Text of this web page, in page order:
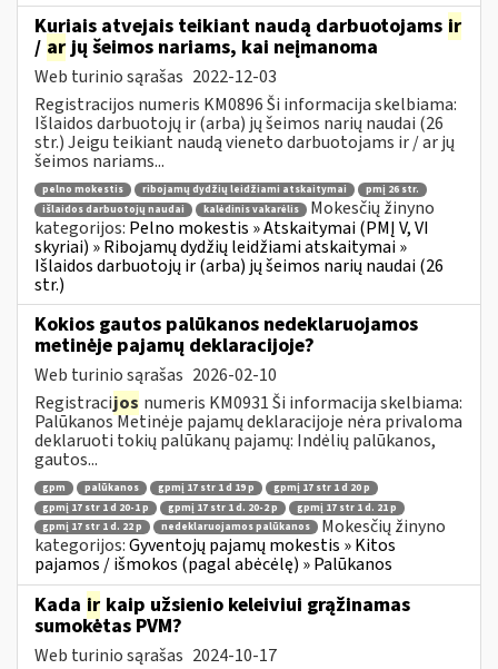
Kuriais atvejais teikiant naudą darbuotojams ir
/ arjų šeimos nariams, kai neįmanoma
Web turinio sąrašas 2022-12-03
Registracijos numeris KM0896 Ši informacija skelbiama:
Išlaidos darbuotojų ir (arba) jų šeimos narių naudai (26
str.) Jeigu teikiant naudą vieneto darbuotojams ir / ar jų
šeimos nariams...
pelno mokestis ribojamų dydžių leidžiami atskaitymai
pmį 26 str.
išlaidos darbuotojų naudai
kalėdinis vakarėlis
Mokesčių žinyno
kategorijos: Pelno mokestis » Atskaitymai (PMĮ V, VI
skyriai) » Ribojamų dydžių leidžiami atskaitymai »
Išlaidos darbuotojų ir (arba) jų šeimos narių naudai (26
str.)
Kokios gautos palūkanos nedeklaruojamos
metinėje pajamų deklaracijoje?
Web turinio sąrašas 2026-02-10
Registracijos numeris KM0931 Ši informacija skelbiama:
Palūkanos Metinėje pajamų deklaracijoje nėra privaloma
deklaruoti tokių palūkanų pajamų: Indėlių palūkanos,
gautos...
gpm palūkanos gpmį 17 str 1 d 19 p
gpmį 17 str 1 d 20 p
gpmį 17 str 1 d 20-1 p
gpmį 17 str 1 d. 20-2 p
gpmį 17 str 1 d. 21 p
gpmį 17 str 1 d. 22 p
nedeklaruojamos palūkanos
Mokesčių žinyno
kategorijos:Gyventojų pajamų mokestis » Kitos
pajamos / išmokos (pagal abėcėlę) » Palūkanos
Kada ir kaip užsienio keleiviui grąžinamas
sumokėtas PVM?
Web turinio sąrašas 2024-10-17